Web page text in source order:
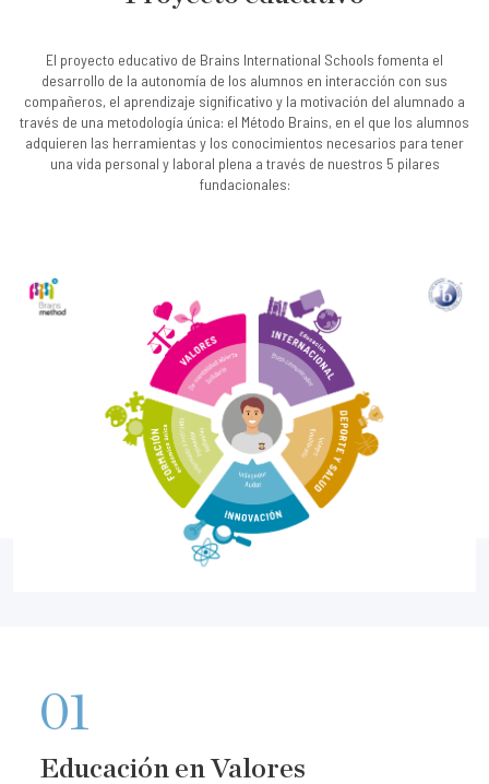
El proyecto educativo de Brains International Schools fomenta el
desarrollo de la autonomía de los alumnos en interacción con sus
compañeros, el aprendizaje significativo y la motivación del alumnado a
través de una metodología única: el Método Brains, en el que los alumnos
adquieren las herramientas y los conocimientos necesarios para tener
una vida personal y laboral plena a través de nuestros 5 pilares
fundacionales:
01
Educación en Valores